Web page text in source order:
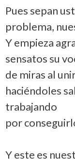
Pues sepan
problema,
Y empieza
sensatos su
de miras al
haciéndoles
trabajando
por
Y este es